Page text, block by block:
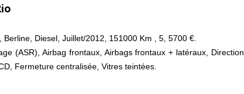
Diesel, Juillet/2012, 151000 Km , 5, 5700 €.
(ASR), Airbag frontaux, Airbags frontaux + latéraux, Direction
Fermeture centralisée, Vitres teintées.